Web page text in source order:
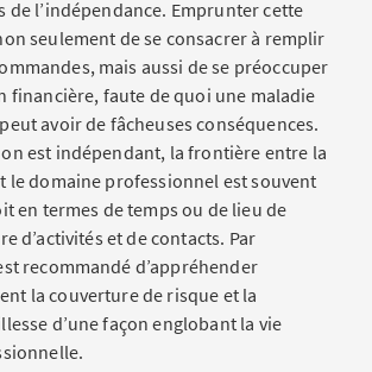
assurances sont indiquées
des PME, d’autres peuvent être
une entreprise en particulier, mais
pour une autre. Tout va dépendre
Une personne possédant un local
a besoin d’une assurance de
bâtiments. Une professionnelle
de conseil auprès de clients aura
si vous avez fondé une Sàrl ou une
parmi les non indépendants (vous
par votre propre entreprise) et devez
comme l’ensemble de vos
collaboratrices, aux assurances
accidents, assurance-chômage,
AI et APG et, à partir d’un revenu
CHF 22 680 (état 2026), également la
d’une
en cas de maladie est facultative,
dès lors que le nombre
volume des salaires
de l’indépendance. Emprunter cette
seulement de se consacrer à remplir
mais aussi de se préoccuper
financière, faute de quoi une maladie
avoir de fâcheuses conséquences.
est indépendant, la frontière entre la
le domaine professionnel est souvent
en termes de temps ou de lieu de
d’activités et de contacts. Par
recommandé d’appréhender
la couverture de risque et la
d’une façon englobant la vie